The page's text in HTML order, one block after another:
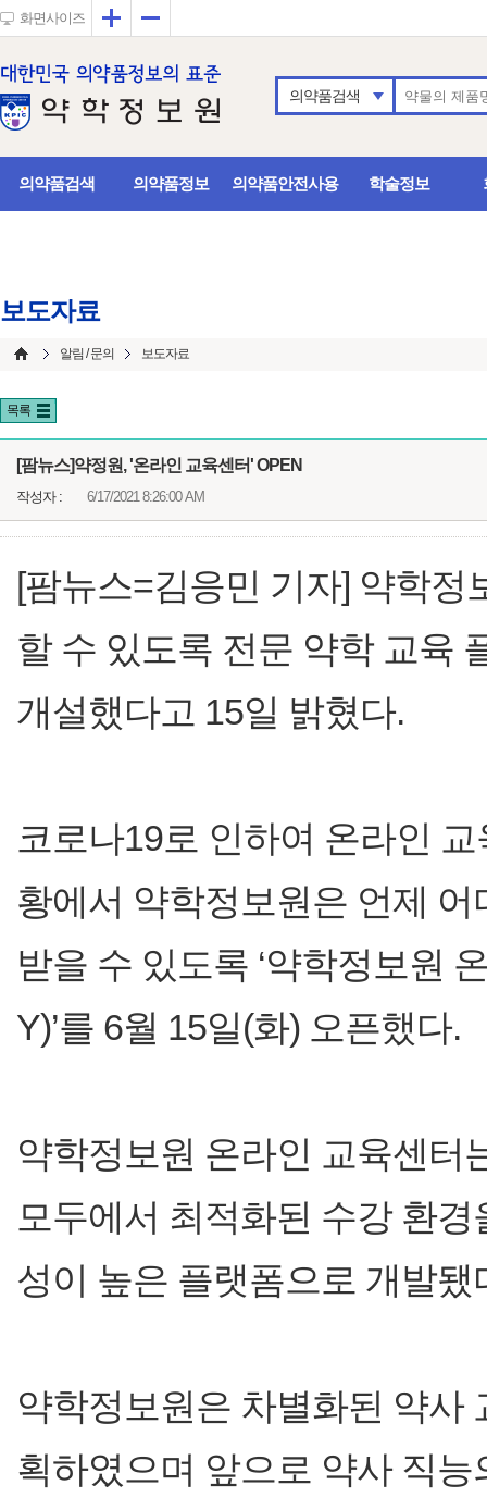
화면사이즈 확대
의약품검색
의약품검색 의약품정보 의약품안전사용 학술정보
보도자료
알림 / 문의 보도자료
목록
[팜뉴스]약정원, '온라인 교육센터' OPEN
작성자 : 6/17/2021 8:26:00 AM
[팜뉴스=김응민 기자] 약학정
할 수 있도록 전문 약학 교육
개설했다고 15일 밝혔다.
코로나19로 인하여 온라인
황에서 약학정보원은 언제
받을 수 있도록 ‘약학정보원
Y)’를 6월 15일(화) 오픈했다.
약학정보원 온라인 교육센터
모두에서 최적화된 수강 환
성이 높은 플랫폼으로 개발됐
약학정보원은 차별화된 약사
획하였으며 앞으로 약사 직